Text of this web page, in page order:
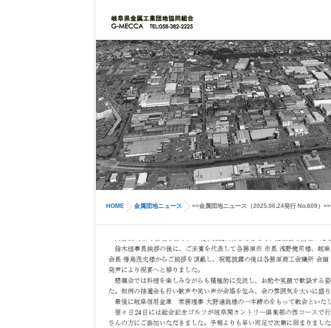
HOME 金属団地ニュース <<金属団地ニュース（2025.06.24発行 No.609）>>